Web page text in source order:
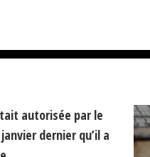
autorisée par le
dernier qu’il a